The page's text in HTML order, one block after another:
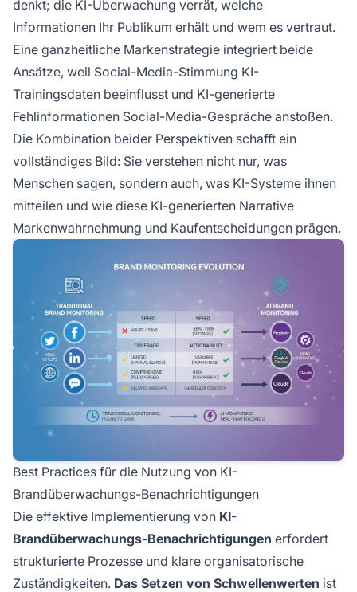
denkt; die KI-Überwachung verrät, welche
Informationen Ihr Publikum erhält und wem es vertraut.
Eine ganzheitliche Markenstrategie integriert beide
Ansätze, weil Social-Media-Stimmung KI-
Trainingsdaten beeinflusst und KI-generierte
Fehlinformationen Social-Media-Gespräche anstoßen.
Die Kombination beider Perspektiven schafft ein
vollständiges Bild: Sie verstehen nicht nur, was
Menschen sagen, sondern auch, was KI-Systeme ihnen
mitteilen und wie diese KI-generierten Narrative
Markenwahrnehmung und Kaufentscheidungen prägen.
Best Practices für die Nutzung von KI-
Brandüberwachungs-Benachrichtigungen
Die effektive Implementierung von KI-
Brandüberwachungs-Benachrichtigungen erfordert
strukturierte Prozesse und klare organisatorische
Zuständigkeiten. Das Setzen von Schwellenwerten ist